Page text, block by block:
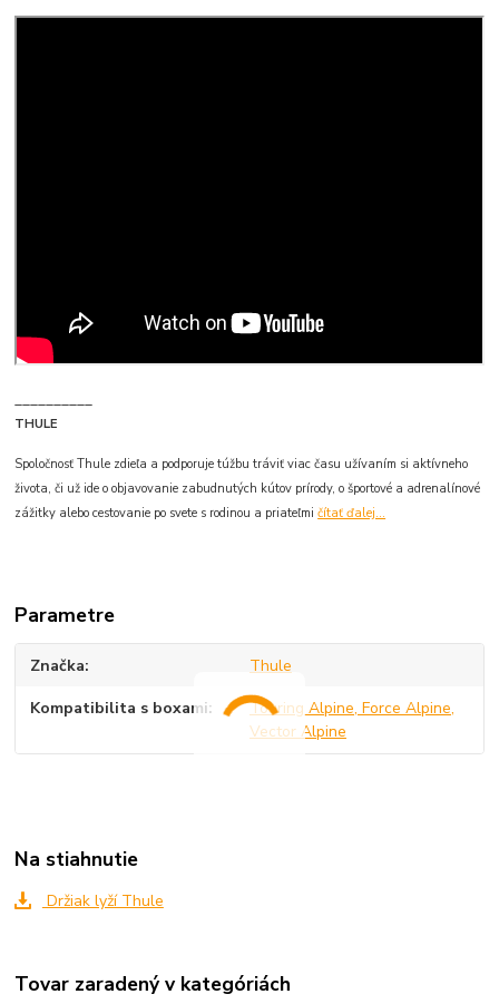
THULE
Spoločnosť Thule zdieľa a podporuje túžbu tráviť viac času užívaním si aktívneho
života, či už ide o objavovanie zabudnutých kútov prírody, o športové a adrenalínové
zážitky alebo cestovanie po svete s rodinou a priateľmičítať ďalej...
Parametre
Značka Thule
Kompatibilita s boxami
Touring Alpine, Force Alpine,
Vector Alpine
Na stiahnutie
Držiak lyží Thule
Tovar zaradený v kategóriách